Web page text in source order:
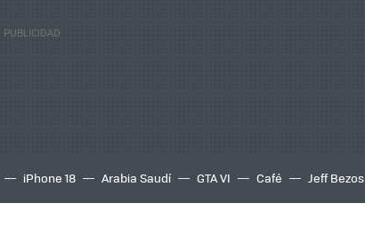
iPhone 18 Arabia Saudí GTA VI Café Jeff Bezos